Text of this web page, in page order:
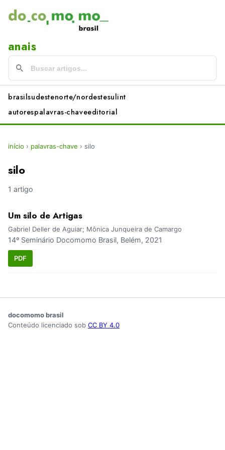
anais
brasilsudestenorte/nordestesulint
autorespalavras-chaveeditorial
início › palavras-chave › silo
silo
1 artigo
Um silo de Artigas
Gabriel Deller de Aguiar; Mônica Junqueira de Camargo
14º Seminário Docomomo Brasil, Belém, 2021
PDF
docomomo brasil
Conteúdo licenciado sob CC BY 4.0